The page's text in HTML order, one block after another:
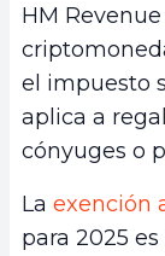
HM
el impuesto
aplica a
cónyuges o
La exención
para 2025